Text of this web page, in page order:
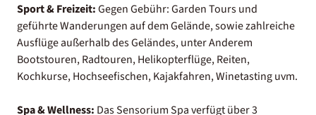
Sport & Freizeit:Gegen Gebühr: Garden Tours und
geführte Wanderungen auf dem Gelände, sowie zahlreiche
Ausflüge außerhalb des Geländes, unter Anderem
Bootstouren, Radtouren, Helikopterflüge, Reiten,
Kochkurse, Hochseefischen, Kajakfahren, Winetasting uvm.
Spa & Wellness: Das Sensorium Spa verfügt über 3